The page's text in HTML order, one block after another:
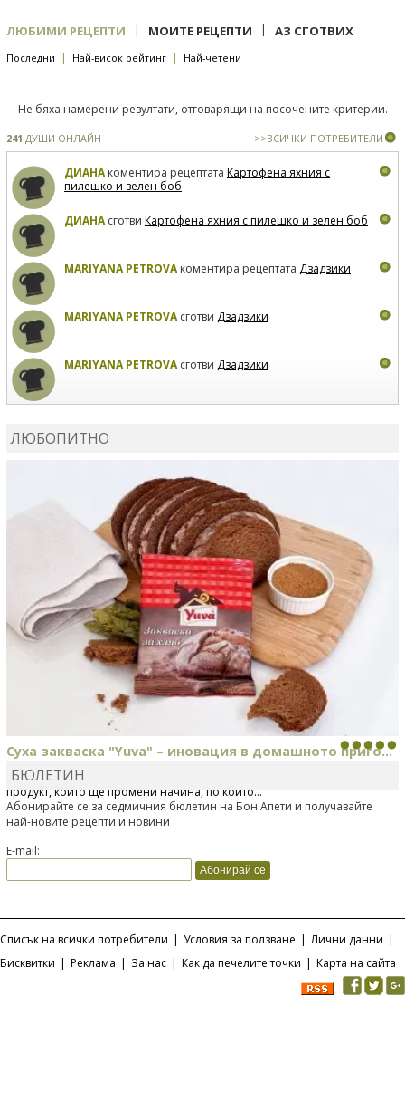
ЛЮБИМИ РЕЦЕПТИ | МОИТЕ РЕЦЕПТИ | АЗ СГОТВИХ
Последни | Най-висок рейтинг | Най-четени
Не бяха намерени резултати, отговарящи на посочените критерии.
241 ДУШИ ОНЛАЙН >>ВСИЧКИ ПОТРЕБИТЕЛИ
ДИАНАкоментира рецептата Картофена яхния с
пилешко и зелен боб
ДИАНАсготви Картофена яхния с пилешко и зелен боб
MARIYANA PETROVAкоментира рецептата Дзадзики
MARIYANA PETROVAсготви Дзадзики
MARIYANA PETROVAсготви Дзадзики
ЛЮБОПИТНО
Суха закваска "Yuva" – иновация в домашното приго...
Отскоро Лесафр България стартира предлагането на изцяло нов
продукт, който ще промени начина, по който...
БЮЛЕТИН
Абонирайте се за седмичния бюлетин на Бон Апети и получавайте
най-новите рецепти и новини
E-mail:
Списък на всички потребители | Условия за ползване | Лични данни |
Бисквитки | Реклама | За нас | Как да печелите точки | Карта на сайта